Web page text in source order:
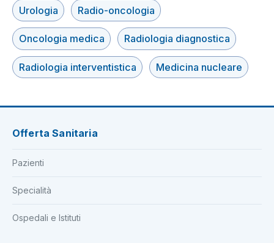
Urologia Radio-oncologia
Oncologia medica Radiologia diagnostica
Radiologia interventistica Medicina nucleare
Offerta Sanitaria
Pazienti
Specialità
Ospedali e Istituti